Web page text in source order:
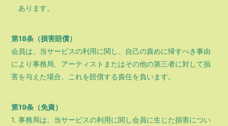
あります。
第18条（損害賠償）
会員は、当サービスの利用に関し、自己の責めに帰すべき事由
により事務局、アーティストまたはその他の第三者に対して損
害を与えた場合、これを賠償する責任を負います。
第19条（免責）
1. 事務局は、当サービスの利用に関し会員に生じた損害につい